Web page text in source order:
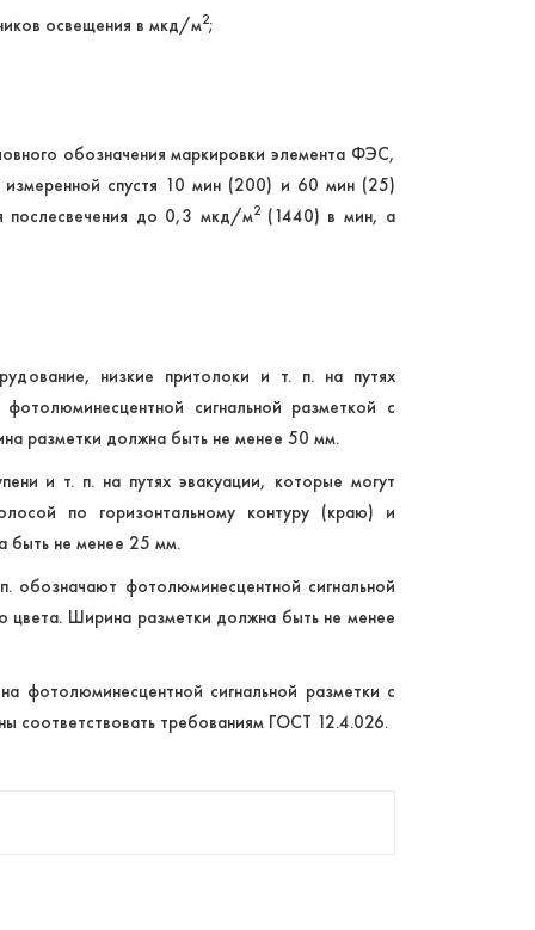
освещения в мкд/м2;
обозначения маркировки элемента ФЭС,
измеренной спустя 10 мин (200) и 60 мин (25)
послесвечения до 0,3 мкд/м2(1440) в мин, а
низкие притолоки и т. п. на путях
сигнальной разметкой с
разметки должна быть не менее 50 мм.
и т. п. на путях эвакуации, которые могут
по горизонтальному контуру (краю) и
быть не менее 25 мм.
фотолюминесцентной сигнальной
цвета. Ширина разметки должна быть не менее
фотолюминесцентной сигнальной разметки с
соответствовать требованиям ГОСТ 12.4.026.